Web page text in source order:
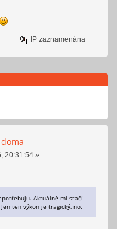
IP zaznamenána
20:31:54 »
Aktuálně mi stačí
ten výkon je tragický, no.